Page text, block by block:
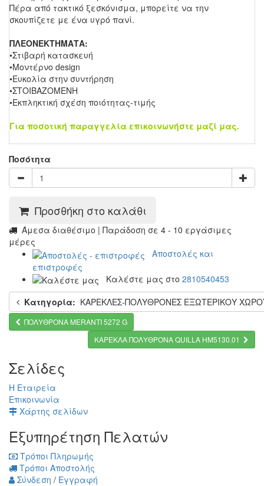
Πέρα από τακτικό ξεσκόνισμα, μπορείτε να την
σκουπίζετε με ένα υγρό πανί.
ΠΛΕΟΝΕΚΤΗΜΑΤΑ:
•Στιβαρή κατασκευή
•Μοντέρνο design
•Ευκολία στην συντήρηση
•ΣΤΟΙΒΑΖΟΜΕΝΗ
•Εκπληκτική σχέση ποιότητας-τιμής
Για ποσοτική παραγγελία επικοινωνήστε μαζί μας.
Ποσότητα
Προσθήκη στο καλάθι
Άμεσα διαθέσιμο | Παράδοση σε 4 - 10 εργάσιμες
μέρες
Αποστολές και
επιστροφές
Καλέστε μας στο 2810540453
Κατηγορία: ΚΑΡΕΚΛΕΣ-ΠΟΛΥΘΡΟΝΕΣ ΕΞΩΤΕΡΙΚΟΥ
ΠΟΛΥΘΡΟΝΑ MERANTI 5272 G
ΚΑΡΕΚΛΑ ΠΟΛΥΘΡΟΝΑ QUILLA HM5130.01
Σελίδες
Η Εταιρεία
Επικοινωνία
Χάρτης σελίδων
Εξυπηρέτηση Πελατών
Τρόποι Πληρωμής
Τρόποι Αποστολής
Σύνδεση / Εγγραφή